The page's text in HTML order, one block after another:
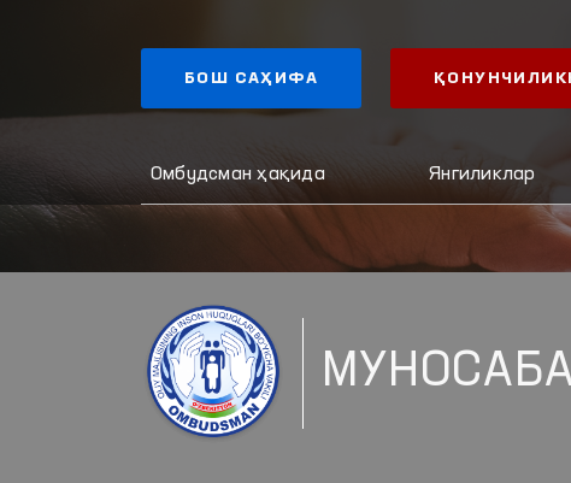
БОШ САҲИФА
Омбудсман ҳақида Янгиликлар